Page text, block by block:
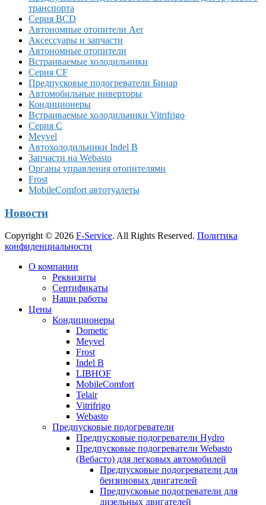
транспорта
Серия BCD
Автономные отопители Аer
Аксессуары и запчасти
Автономные отопители
Встраиваемые холодильники
Серия CF
Предпусковые подогреватели Бинар
Автомобильные инверторы
Кондиционеры
Встраиваемые холодильники Vitrifrigo
Серия C
Meyvel
Автохолодильники Indel B
Запчасти на Webasto
Органы управления отопителями
Frost
MobileComfort автотуалеты
Новости
Copyright © 2026 F-Service. All Rights Reserved. Политика
конфиденциальности
вверх
О компании
Реквизиты
Сертификаты
Наши работы
Цены
Кондиционеры
Dometic
Meyvel
Frost
Indel B
LIBHOF
MobileComfort
Telair
Vitrifrigo
Webasto
Предпусковые подогреватели
Предпусковые подогреватели Hydro
Предпусковые подогреватели Webasto
(Вебасто) для легковых автомобилей
Предпусковые подогреватели для
бензиновых двигателей
Предпусковые подогреватели для
дизельных двигателей